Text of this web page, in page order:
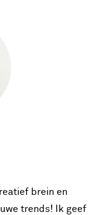
brein en
trends! Ik geef